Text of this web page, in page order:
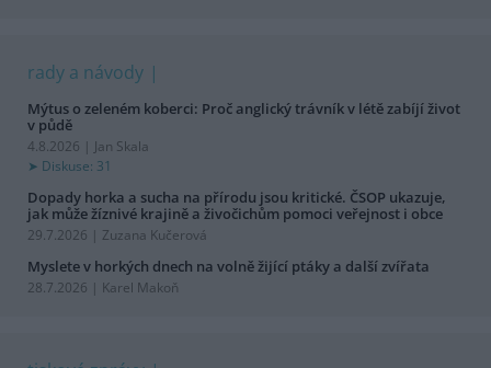
rady a návody
Mýtus o zeleném koberci: Proč anglický trávník v létě zabíjí život
v půdě
4.8.2026 | Jan Skala
Diskuse: 31
Dopady horka a sucha na přírodu jsou kritické. ČSOP ukazuje,
jak může žíznivé krajině a živočichům pomoci veřejnost i obce
29.7.2026 | Zuzana Kučerová
Myslete v horkých dnech na volně žijící ptáky a další zvířata
28.7.2026 | Karel Makoň